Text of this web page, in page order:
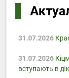
31.07.2026
31.07.2026
вступають в